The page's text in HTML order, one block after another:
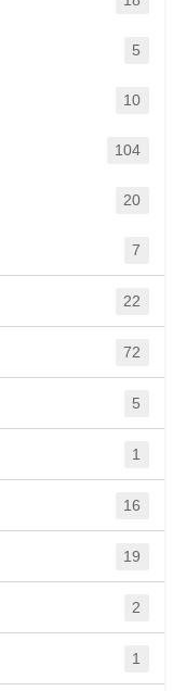
5
10
104
20
7
22
72
5
1
16
19
2
1